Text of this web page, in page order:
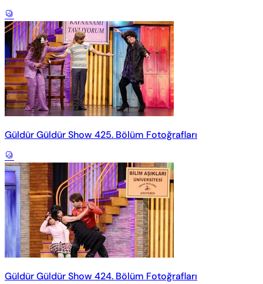
Güldür Güldür Show 425. Bölüm Fotoğrafları
Güldür Güldür Show 424. Bölüm Fotoğrafları